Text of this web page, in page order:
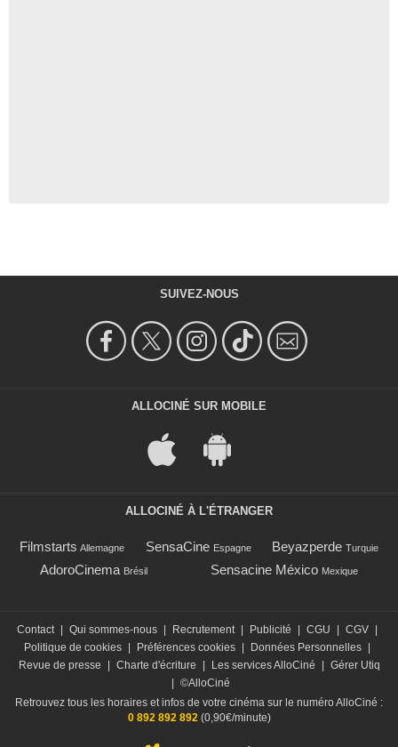
SUIVEZ-NOUS
ALLOCINÉ SUR MOBILE
ALLOCINÉ À L'ÉTRANGER
Filmstarts Allemagne SensaCine Espagne Beyazperde Turquie
AdoroCinema Brésil Sensacine México Mexique
Contact Qui sommes-nous Recrutement Publicité CGU CGV
Politique de cookies
Préférences cookies Données Personnelles
Revue de presse
Charte d'écriture Les services AlloCiné
Gérer Utiq
©AlloCiné
Retrouvez tous les horaires et infos de votre cinéma sur le numéro AlloCiné :
0 892 892 892(0,90€/minute)